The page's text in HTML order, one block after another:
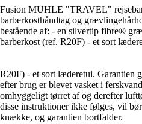
Fusion MUHLE "TRAVEL"
barberkosthåndtag og
bestående af: - en silvertip fibre®
barberkost (ref. R20F) - et sort
R20F) - et sort læderetui. Garantien
efter brug er blevet vasket i
omhyggeligt tørret af og derefter
disse instruktioner ikke følges, vil
knække, og garantien bortfalder.